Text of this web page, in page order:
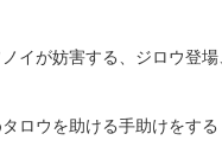
イが妨害する、ジロウ登
ロウを助ける手助けをする